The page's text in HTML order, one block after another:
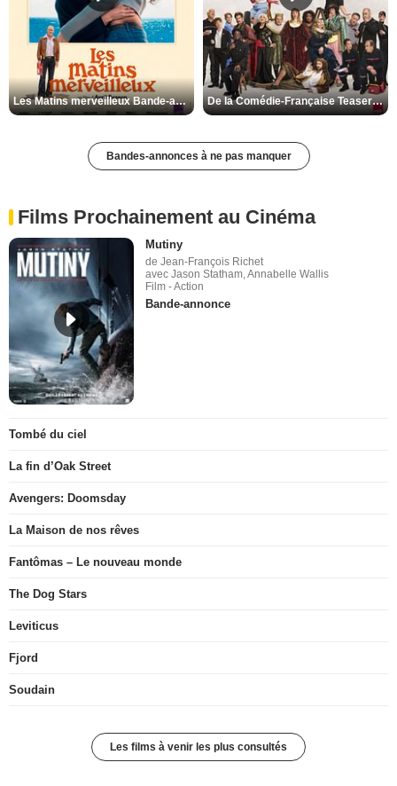
Les Matins merveilleux Bande-annonce VF De la Comédie-Française Teaser VF
Bandes-annonces à ne pas manquer
Films Prochainement au Cinéma
Mutiny
de Jean-François Richet
avec Jason Statham, Annabelle Wallis
Film - Action
Bande-annonce
Tombé du ciel
La fin d’Oak Street
Avengers: Doomsday
La Maison de nos rêves
Fantômas – Le nouveau monde
The Dog Stars
Leviticus
Fjord
Soudain
Les films à venir les plus consultés